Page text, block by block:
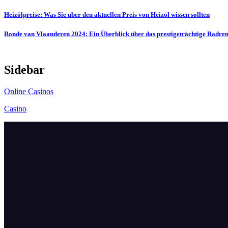
Post
navigation
Heizölpreise: Was Sie über den aktuellen Preis von Heizöl wissen sollten
Ronde van Vlaanderen 2024: Ein Überblick über das prestigeträchtige
Sidebar
Online Casinos
Casino